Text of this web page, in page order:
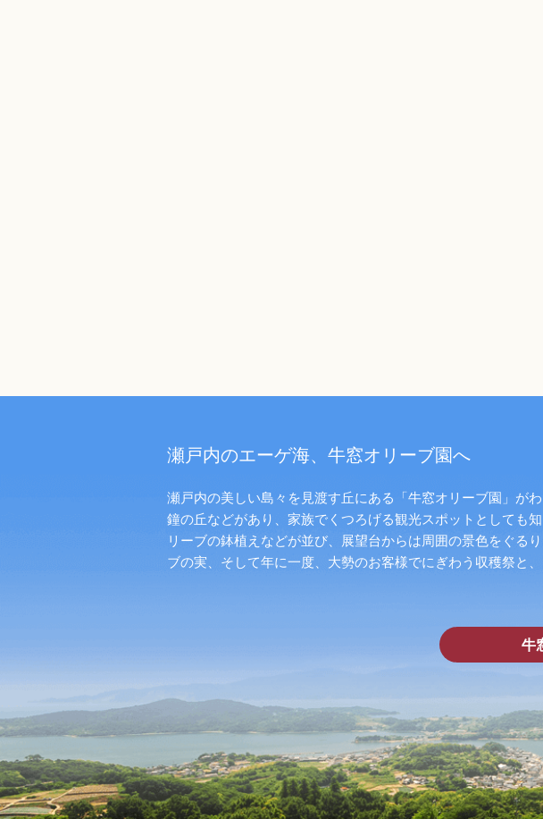
瀬戸内のエーゲ海、牛窓オリーブ園へ
瀬戸内の美しい島々を見渡す丘にある「牛窓オリーブ園」が
鐘の丘などがあり、家族でくつろげる観光スポットとしても
リーブの鉢植えなどが並び、展望台からは周囲の景色をぐる
ブの実、そして年に一度、大勢のお客様でにぎわう収穫祭と
牛